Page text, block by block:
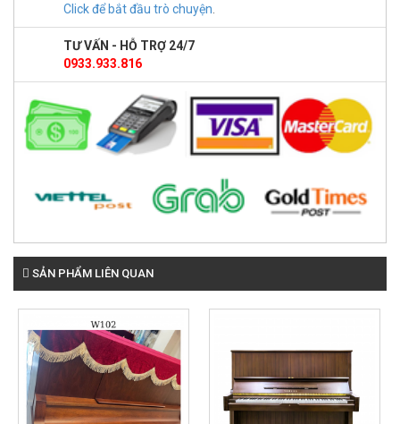
Click để bắt đầu trò chuyện.
TƯ VẤN - HỖ TRỢ 24/7
0933.933.816
SẢN PHẨM LIÊN QUAN